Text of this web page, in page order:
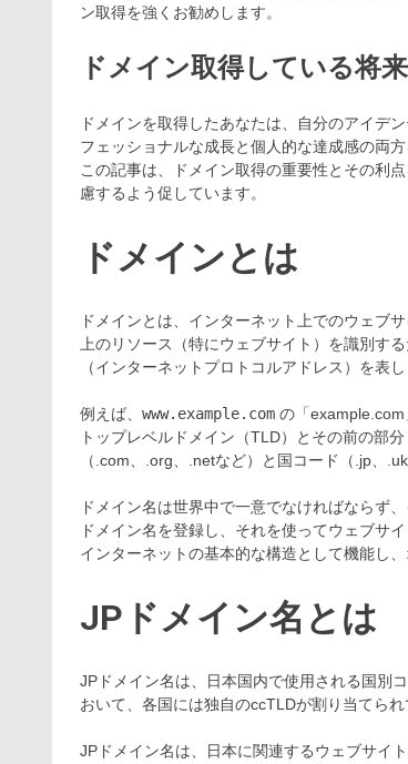
ン取得を強くお勧めします。
ドメイン取得している将
ドメインを取得したあなたは、自分のアイデ
フェッショナルな成長と個人的な達成感の両
この記事は、ドメイン取得の重要性とその利
慮するよう促しています。
ドメインとは
ドメインとは、インターネット上でのウェブ
上のリソース（特にウェブサイト）を識別す
（インターネットプロトコルアドレス）を表し
例えば、 www.example.com の「example.com
トップレベルドメイン（TLD）とその前の部
（.com、.org、.netなど）と国コード（.jp、
ドメイン名は世界中で一意でなければならず
ドメイン名を登録し、それを使ってウェブサ
インターネットの基本的な構造として機能し
JPドメイン名とは
JPドメイン名は、日本国内で使用される国別
おいて、各国には独自のccTLDが割り当てら
JPドメイン名は、日本に関連するウェブサイ